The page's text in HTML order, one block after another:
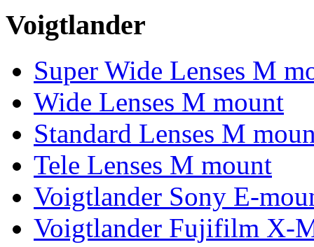
Voigtlander
Super Wide Lenses M
Wide Lenses M mount
Standard Lenses M
Tele Lenses M mount
Voigtlander Sony E-
Voigtlander Fujifilm X-